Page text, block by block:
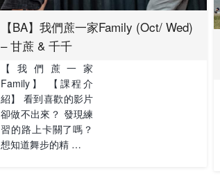
【BA】我們蔗一家Family (Oct/ Wed)
– 甘蔗 & 千千
【我們蔗一家
Family】 【課程介
紹】 看到喜歡的影片
卻做不出來？ 發現練
習的路上卡關了嗎？
想知道舞步的精 …